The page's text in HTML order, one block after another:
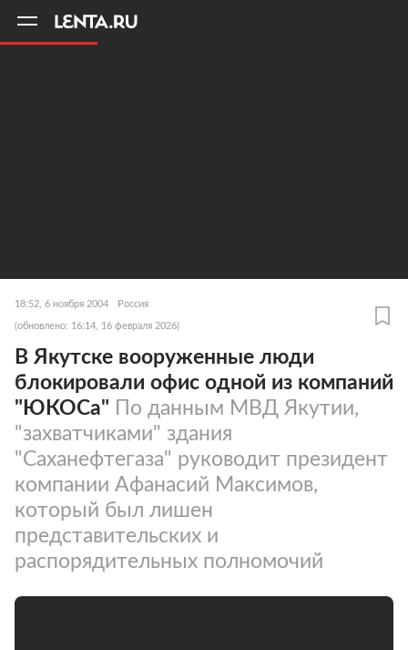
18:52, 6 ноября 2004 Россия
(обновлено: 16:14, 16 февраля 2026)
В Якутске вооруженные люди
блокировали офис одной из компаний
"ЮКОСа" По данным МВД Якутии,
"захватчиками" здания
"Саханефтегаза" руководит президент
компании Афанасий Максимов,
который был лишен
представительских и
распорядительных полномочий